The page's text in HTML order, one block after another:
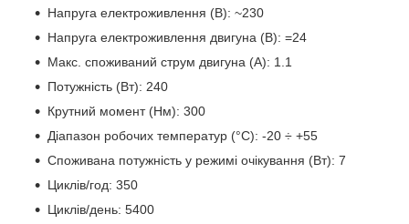
Напруга електроживлення (В): ~230
Напруга електроживлення двигуна (В): =24
Макс. споживаний струм двигуна (A): 1.1
Потужність (Вт): 240
Крутний момент (Нм): 300
Діапазон робочих температур (°C): -20 ÷ +55
Споживана потужність у режимі очікування (Вт): 7
Циклів/год: 350
Циклів/день: 5400